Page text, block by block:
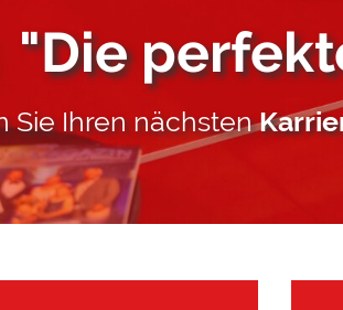
"Die
Sie Ihren nächsten